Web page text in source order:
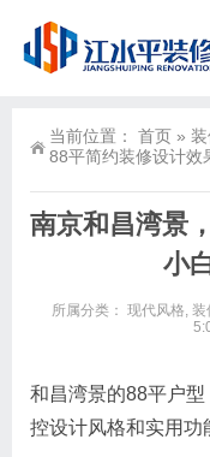
当前位置： 首页 »
88平简约装修设计效
南京和昌湾景
小
所属分类： 现代风格, 装
和昌湾景的88平户
控设计风格和实用功